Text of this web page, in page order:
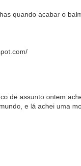
quando acabar o
de assunto ontem
e lá achei uma